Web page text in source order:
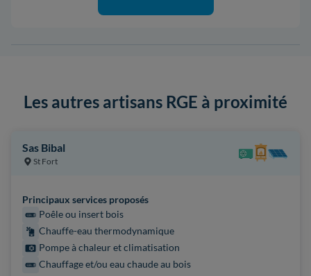
Les autres artisans RGE à proximité
Sas Bibal
St Fort
Principaux services proposés
Poêle ou insert bois
Chauffe-eau thermodynamique
Pompe à chaleur et climatisation
Chauffage et/ou eau chaude au bois